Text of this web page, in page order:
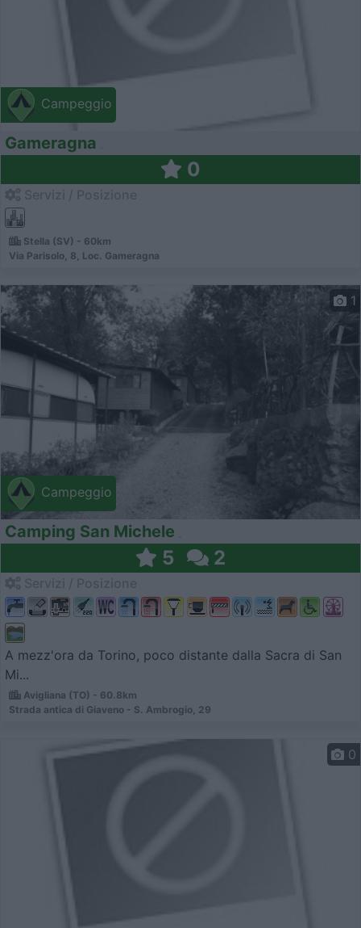
Campeggio
Gameragna
0
Stella (SV) - 60km
Via Parisolo, 8, Loc. Gameragna
Campeggio
1
Camping San Michele
5 2
A mezz'ora da Torino, poco distante dalla Sacra di San
Mi...
Avigliana (TO) - 60.8km
Strada antica di Giaveno - S. Ambrogio, 29
0